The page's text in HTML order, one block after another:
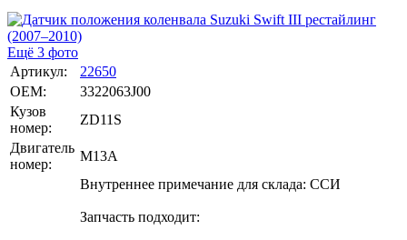
Ещё 3 фото
Артикул:
22650
OEM:
3322063J00
Кузов
номер:
ZD11S
Двигатель
номер:
M13A
Внутреннее примечание для склада: ССИ
Запчасть подходит: